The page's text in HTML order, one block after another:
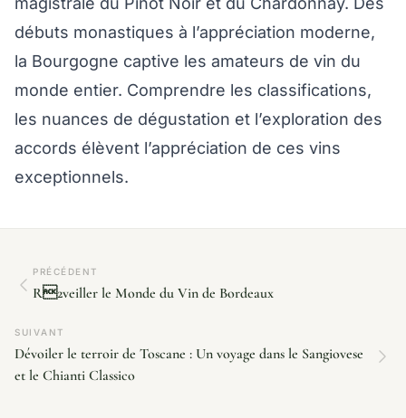
débuts monastiques à l’appréciation moderne,
la Bourgogne captive les amateurs de vin du
monde entier. Comprendre les classifications,
les nuances de dégustation et l’exploration des
accords élèvent l’appréciation de ces vins
exceptionnels.
PRÉCÉDENT
R2veiller le Monde du Vin de Bordeaux
SUIVANT
Dévoiler le terroir de Toscane : Un voyage dans le Sangiovese
et le Chianti Classico